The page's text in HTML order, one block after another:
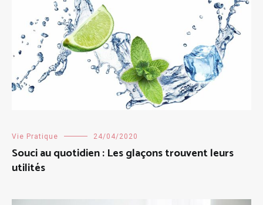
Vie Pratique 24/04/2020
Souci au quotidien : Les glaçons trouvent leurs
utilités